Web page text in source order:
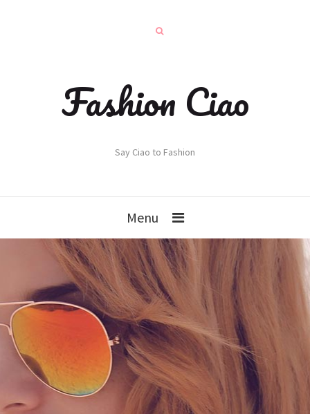
Fashion Ciao
Say Ciao to Fashion
Menu